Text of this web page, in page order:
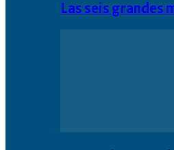
Las seis grandes